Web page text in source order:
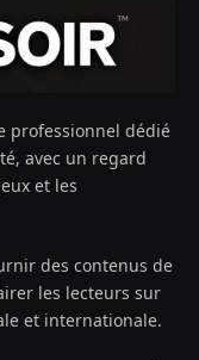
professionnel dédié
avec un regard
et les
des contenus de
les lecteurs sur
et internationale.